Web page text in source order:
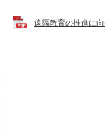
遠隔教育の推進に